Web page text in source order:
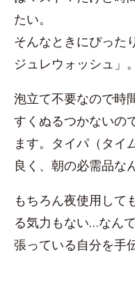
たい。
そんなときにぴった
ジュレウォッシュ」。
泡立て不要なので時
すくぬるつかないの
ます。タイパ（タイ
良く、朝の必需品な
もちろん夜使用して
る気力もない…なん
張っている自分を手